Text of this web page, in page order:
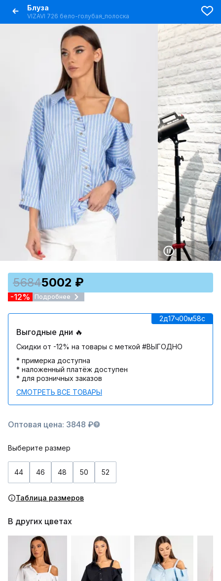
Блуза
VIZAVI 726 бело-голубая_полоска
56845002 ₽
-12% Подробнее
2д17ч00м58c
Выгодные дни 🔥
Скидки от -12% на товары с меткой #ВЫГОДНО
* примерка доступна
* наложенный платёж доступен
* для розничных заказов
СМОТРЕТЬ ВСЕ ТОВАРЫ
Оптовая цена: 3848 ₽
Выберите размер
44 46 48 50 52
Таблица размеров
В других цветах